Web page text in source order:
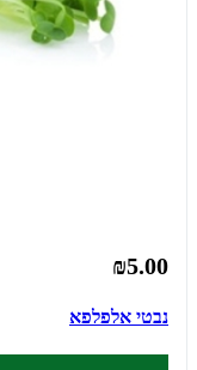
₪5.00
נבטי אלפלפא